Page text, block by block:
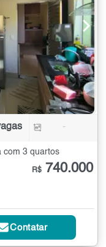
-
com 3 quartos
R$ 740.000
Contatar